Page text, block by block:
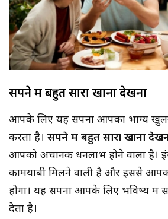
सपने में बहुत सारा खाना देखना
आपके लिए यह सपना आपका भाग्य
करता है। सपने में बहुत सारा खाना
आपको अचानक धनलाभ होने वाला है।
कामयाबी मिलने वाली है और इससे
होगा। यह सपना आपके लिए भविष्य में
देता है।